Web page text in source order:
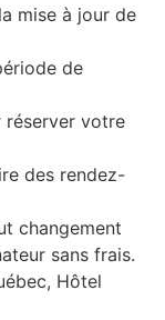
mise à jour de
de
réserver votre
des rendez-
changement
sans frais.
Hôtel